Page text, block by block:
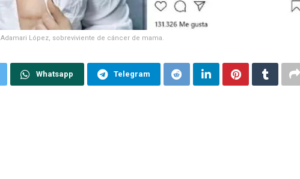
Adamari López, sobreviviente de cáncer de mama.
Whatsapp Telegram